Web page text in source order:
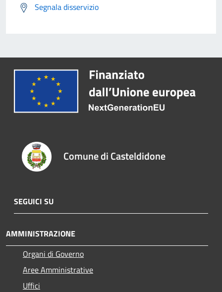
Segnala disservizio
Comune di Casteldidone
SEGUICI SU
AMMINISTRAZIONE
Organi di Governo
Aree Amministrative
Uffici